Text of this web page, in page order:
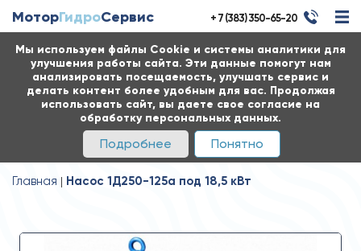
Мы используем файлы Cookie и системы аналитики для
улучшения работы сайта. Эти данные помогут нам
анализировать посещаемость, улучшать сервис и
делать контент более удобным для вас. Продолжая
использовать сайт, вы даете свое согласие на
обработку персональных данных.
Подробнее Понятно
МоторГидроСервис + 7 (383) 350-65-20
Главная Насос 1Д250-125а под 18,5 кВт